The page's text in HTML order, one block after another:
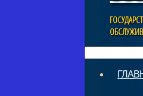
Main menu